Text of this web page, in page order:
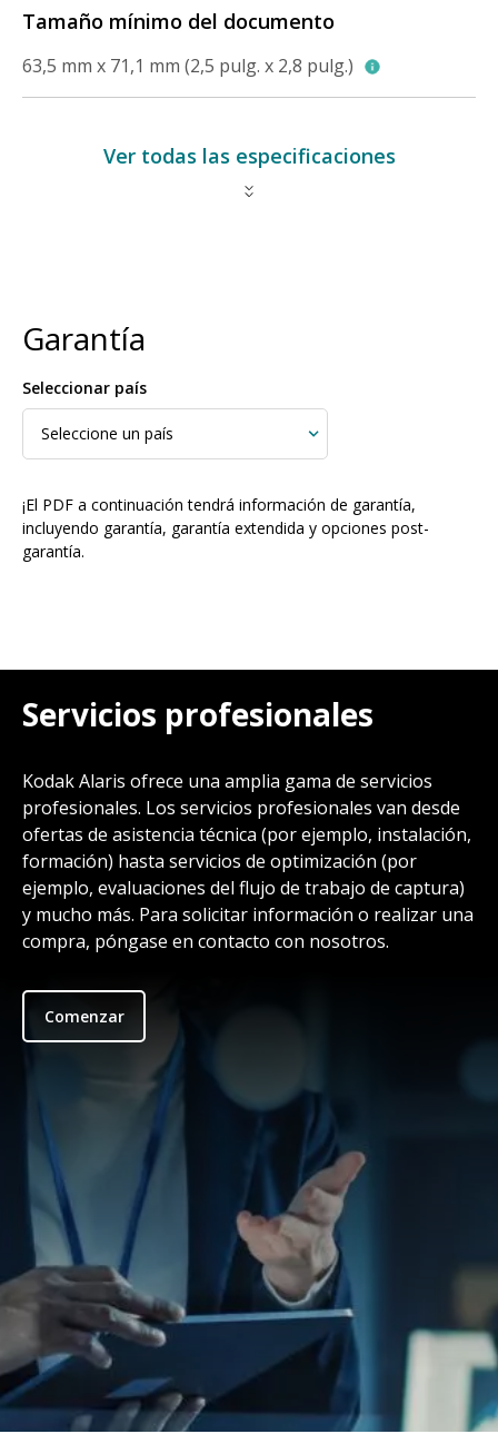
Tamaño mínimo del documento
63,5 mm x 71,1 mm (2,5 pulg. x 2,8 pulg.)
Ver todas las especificaciones
Garantía
Seleccionar país
¡El PDF a continuación tendrá información de garantía,
incluyendo garantía, garantía extendida y opciones post-
garantía.
Servicios profesionales
Kodak Alaris ofrece una amplia gama de servicios
profesionales. Los servicios profesionales van desde
ofertas de asistencia técnica (por ejemplo, instalación,
formación) hasta servicios de optimización (por
ejemplo, evaluaciones del flujo de trabajo de captura)
y mucho más. Para solicitar información o realizar una
compra, póngase en contacto con nosotros.
Comenzar